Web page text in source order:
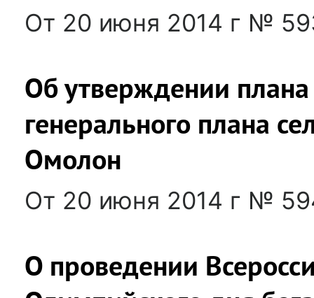
От 20 июня 2014 г №
Об утверждении
генерального плана
Омолон
От 20 июня 2014 г №
О проведении